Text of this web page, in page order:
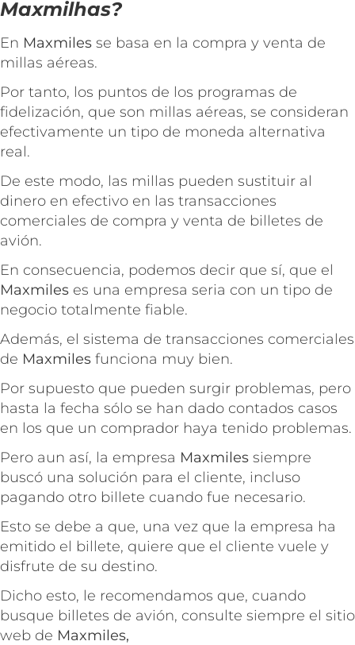
Maxmilhas?
En Maxmiles se basa en la compra y venta de
millas aéreas.
Por tanto, los puntos de los programas de
fidelización, que son millas aéreas, se consideran
efectivamente un tipo de moneda alternativa
real.
De este modo, las millas pueden sustituir al
dinero en efectivo en las transacciones
comerciales de compra y venta de billetes de
avión.
En consecuencia, podemos decir que sí, que el
Maxmiles es una empresa seria con un tipo de
negocio totalmente fiable.
Además, el sistema de transacciones comerciales
de Maxmiles funciona muy bien.
Por supuesto que pueden surgir problemas, pero
hasta la fecha sólo se han dado contados casos
en los que un comprador haya tenido problemas.
Pero aun así, la empresa Maxmiles siempre
buscó una solución para el cliente, incluso
pagando otro billete cuando fue necesario.
Esto se debe a que, una vez que la empresa ha
emitido el billete, quiere que el cliente vuele y
disfrute de su destino.
Dicho esto, le recomendamos que, cuando
busque billetes de avión, consulte siempre el sitio
web de Maxmiles,